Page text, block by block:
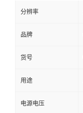
分辨率
品牌
货号
用途
电源电压